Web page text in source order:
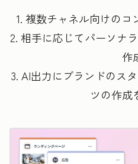
1. 複数チャネル向けの
2. 相手に応じてパーソナ
作
3. AI出力にブランドのス
ツの作成